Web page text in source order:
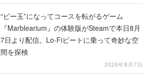
“ビー玉”になってコースを転がるゲーム
『Marblearium』の体験版がSteamで本日8月
7日より配信。Lo-Fiビートに乗って奇妙な空
間を探検
2026年8月7日